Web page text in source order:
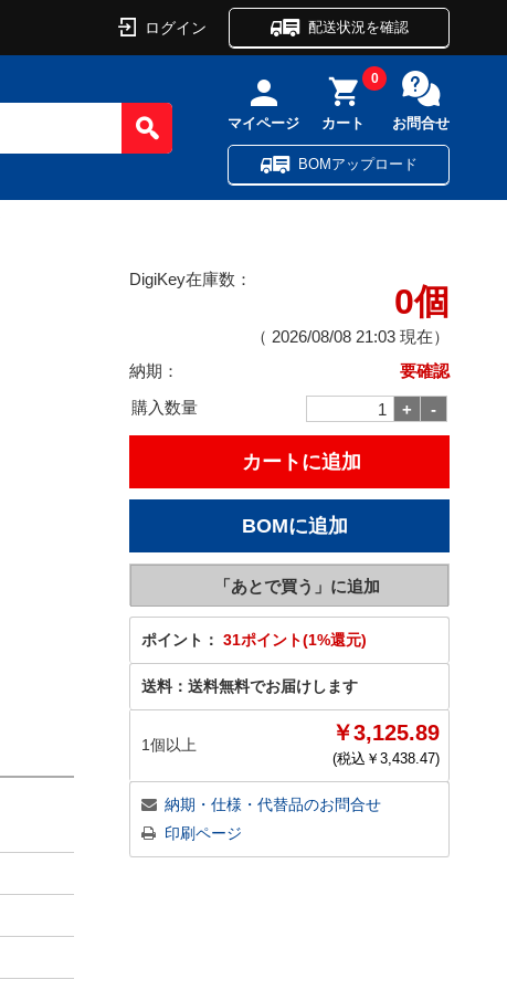
ログイン 配送状況を確認
マイページ カート
0
お問合せ
BOMアップロード
DigiKey在庫数：
0個
（ 2026/08/08 21:03 現在）
納期：
要確認
購入数量
ポイント： 31ポイント(1%還元)
送料： 送料無料でお届けします
1個以上 ￥3,125.89
(税込￥ 3,438.47)
納期・仕様・代替品のお問合せ
印刷ページ